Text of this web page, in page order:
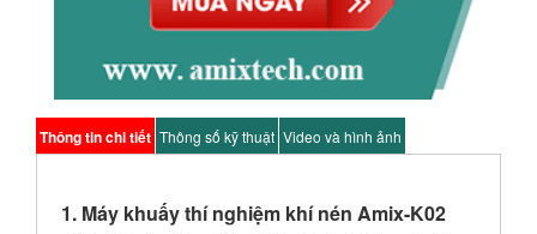
Thông tin chi tiết Thông số kỹ thuật Video và hình ảnh
1. Máy khuấy thí nghiệm khí nén Amix-K02